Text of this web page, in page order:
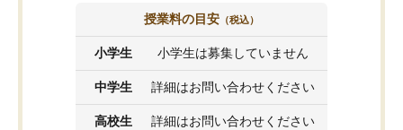
授業料の目安 （税込）
小学生 小学生は募集していません
中学生 詳細はお問い合わせください
高校生 詳細はお問い合わせください